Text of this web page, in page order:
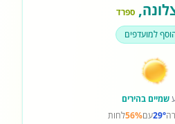
, ספרד
למועדפים
שמיים בהירים
29°עם56%לחות